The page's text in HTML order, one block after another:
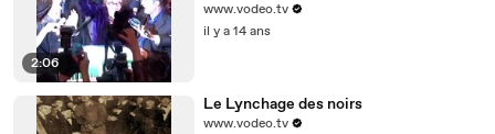
2:06
www.vodeo.tv
il y a 14 ans
Le Lynchage des noirs
www.vodeo.tv